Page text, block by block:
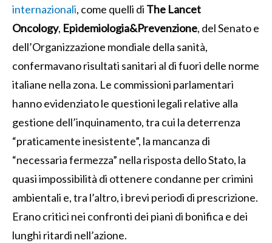
internazionali, come quelli di The Lancet
Oncology, Epidemiologia&Prevenzione, del Senato e
dell’Organizzazione mondiale della sanità,
confermavano risultati sanitari al di fuori delle norme
italiane nella zona. Le commissioni parlamentari
hanno evidenziato le questioni legali relative alla
gestione dell’inquinamento, tra cui la deterrenza
“praticamente inesistente”, la mancanza di
“necessaria fermezza” nella risposta dello Stato, la
quasi impossibilità di ottenere condanne per crimini
ambientali e, tra l’altro, i brevi periodi di prescrizione.
Erano critici nei confronti dei piani di bonifica e dei
lunghi ritardi nell’azione.